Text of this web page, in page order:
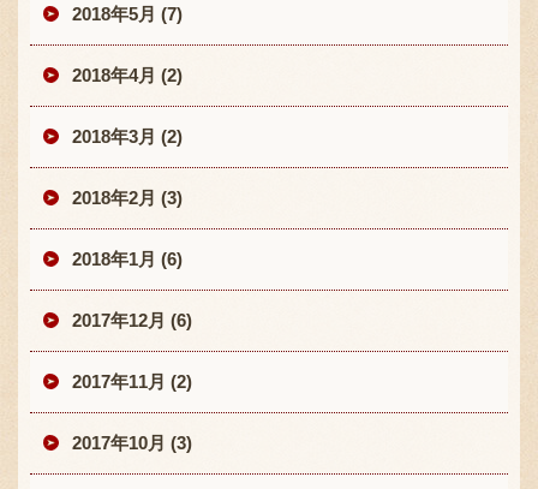
2018年5月 (7)
2018年4月 (2)
2018年3月 (2)
2018年2月 (3)
2018年1月 (6)
2017年12月 (6)
2017年11月 (2)
2017年10月 (3)